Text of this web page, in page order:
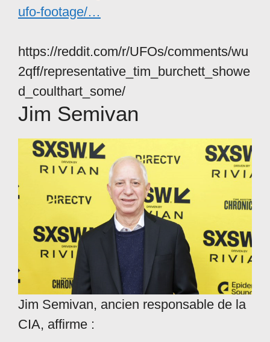
ufo-footage/…
https://reddit.com/r/UFOs/comments/wu
2qff/representative_tim_burchett_showe
d_coulthart_some/
Jim Semivan
Jim Semivan, ancien responsable de la
CIA, affirme :